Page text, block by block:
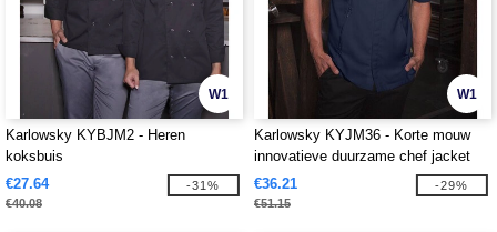
W1
Karlowsky KYBJM2 - Heren
koksbuis
€27.64
€40.08
-31%
W1
Karlowsky KYJM36 - Korte mouw
innovatieve duurzame chef jacket
€36.21
€51.15
-29%